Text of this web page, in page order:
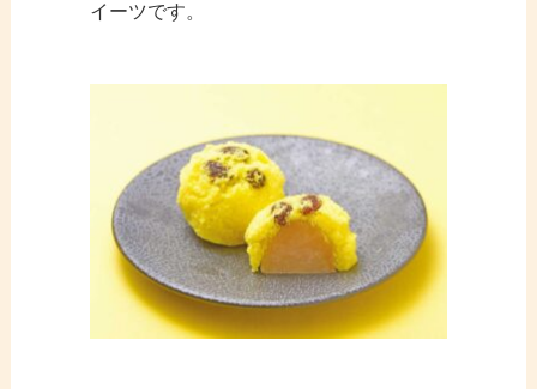
イーツです。